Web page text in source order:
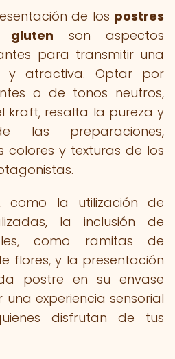
de los postres
gluten son aspectos
para transmitir una
y atractiva. Optar por
o de tonos neutros,
kraft, resalta la pureza y
las preparaciones,
colores y texturas de los
como la utilización de
la inclusión de
como ramitas de
flores, y la presentación
postre en su envase
experiencia sensorial
disfrutan de tus